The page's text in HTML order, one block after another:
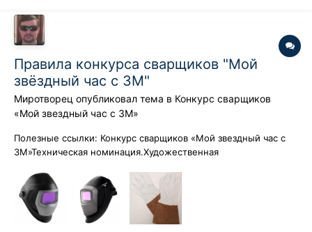
Правила конкурса сварщиков "Мой
звёздный час с 3М"
Миротворец опубликовал тема в Конкурс сварщиков
«Мой звездный час с 3М»
Полезные ссылки: Конкурс сварщиков «Мой звездный час с
3М»Техническая номинация.Художественная
ost-3288-0-11073900-
1596463710_thumb.jpghttp://websvarka.ru/talk/uploads/monthly_
06_2020/post-3288-0-04095400-1591636496_thumb.jpg
Правила к...